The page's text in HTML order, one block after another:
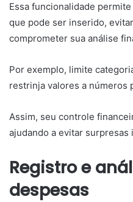
Essa funcionalidade
que pode ser inserido,
comprometer sua análise
Por exemplo, limite
restrinja valores a números
Assim, seu controle
ajudando a evitar surpresas
Registro e
despesas